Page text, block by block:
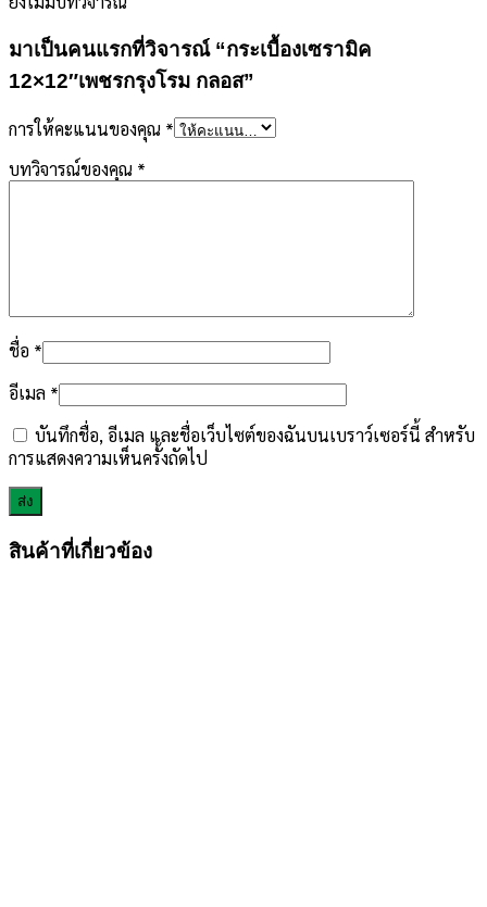
มาเป็นคนแรกที่วิจารณ์ “กระเบื้องเซรามิค
12×12″เพชรกรุงโรม กลอส”
การให้คะแนนของคุณ *
บทวิจารณ์ของคุณ *
ชื่อ *
อีเมล *
บันทึกชื่อ, อีเมล และชื่อเว็บไซต์ของฉันบนเบราว์เซอร์นี้ สำหรับ
การแสดงความเห็นครั้งถัดไป
สินค้าที่เกี่ยวข้อง